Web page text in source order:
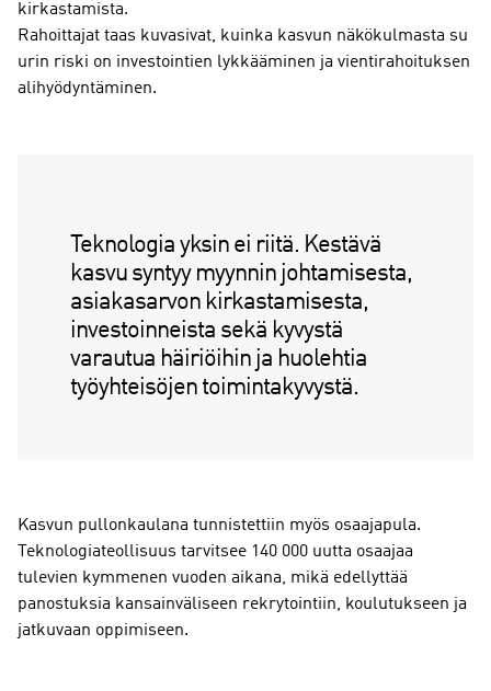
kirkastamista.
Rahoittajat taas kuvasivat, kuinka kasvun näkökulmasta su
urin riski on investointien lykkääminen ja vientirahoituksen
alihyödyntäminen.
Teknologia yksin ei riitä. Kestävä
kasvu syntyy myynnin johtamisesta,
asiakasarvon kirkastamisesta,
investoinneista sekä kyvystä
varautua häiriöihin ja huolehtia
työyhteisöjen toimintakyvystä.
Kasvun pullonkaulana tunnistettiin myös osaajapula.
Teknologiateollisuus tarvitsee 140 000 uutta osaajaa
tulevien kymmenen vuoden aikana, mikä edellyttää
panostuksia kansainväliseen rekrytointiin, koulutukseen ja
jatkuvaan oppimiseen.